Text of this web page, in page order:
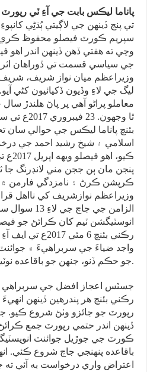
پاناما ليڪس بابت جي آءِ ٽي رپورٽ
تي پنج ڏينهن جي لاڳيتي ٻُڌڻِي کانپوءِ
سپريم ڪورٽ فيصلو محفوظ ڪري
وڃي ته هفتي ڏهن ڏينهن اندر اهو
وزيراعظم ميان نواز شريف،
ليگ جي لاءِ وڏيون ڏکيائيون کڻي
معاملو پراڻو آهي پر پاڻ هلندڙ
ٿا وجھون.
بئنچ پاناما ليڪس جي حوالي
اسلامي ۽ شيخ رشيد احمد جي
ڪيو،
پنجن مان ٻن ججن مني لانڊرنگ جا
ڪرپشن ڪرڻ ۽ نامزدگي فارمن ۾
وزيراعظم نوازشريف کي نااهل
الزامن جي
انوسٽيگشن ٽيم کان ڪرائڻ جو
رڪني بئنچ 6 مئي
واجد ضياءَ جي سربراهيءَ ۾
جو حڪم ڏنو، جنهن جو باقاعده نوٽيفڪيشن جاري ڪيو ويو.
جسٽس اعجاز افضل جي سربراهي
رڪني بئنچ هر پندرهين ڏينهن
رپورٽ جو جائزو وٺڻ شروع ڪيو.
ڏينهن اندر حتمي رپورٽ جمع
ڪورٽ جي جوڙيل جوائنٽ
باقاعده پنهنجي جاچ شروع ڪئي.
اعتراض واري درخواست به آئي